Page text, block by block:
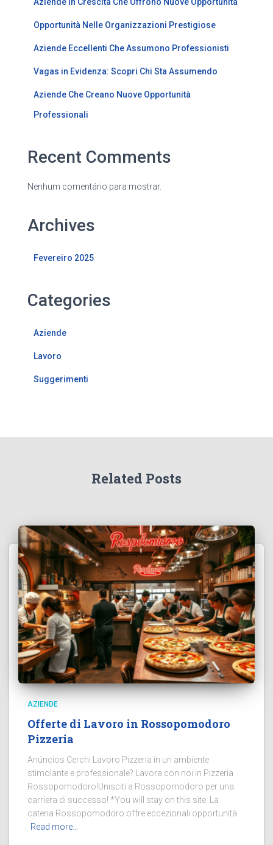
Opportunità Nelle Organizzazioni Prestigiose
Aziende Eccellenti Che Assumono Professionisti
Vagas in Evidenza: Scopri Chi Sta Assumendo
Aziende Che Creano Nuove Opportunità
Professionali
Recent Comments
Nenhum comentário para mostrar.
Archives
Fevereiro 2025
Categories
Aziende
Lavoro
Suggerimenti
Related Posts
AZIENDE
Offerte di Lavoro in Rossopomodoro
Pizzeria
Anúncios Cerchi Lavoro Pizzeria in un ambiente
stimolante e professionale? Lavora con noi in Pizzeria
Rossopomodoro!Unisciti a Rossopomodoro per una
carriera di successo! *You will stay on this site. La
catena Rossopomodoro offre eccezionali opportunità
Read more…